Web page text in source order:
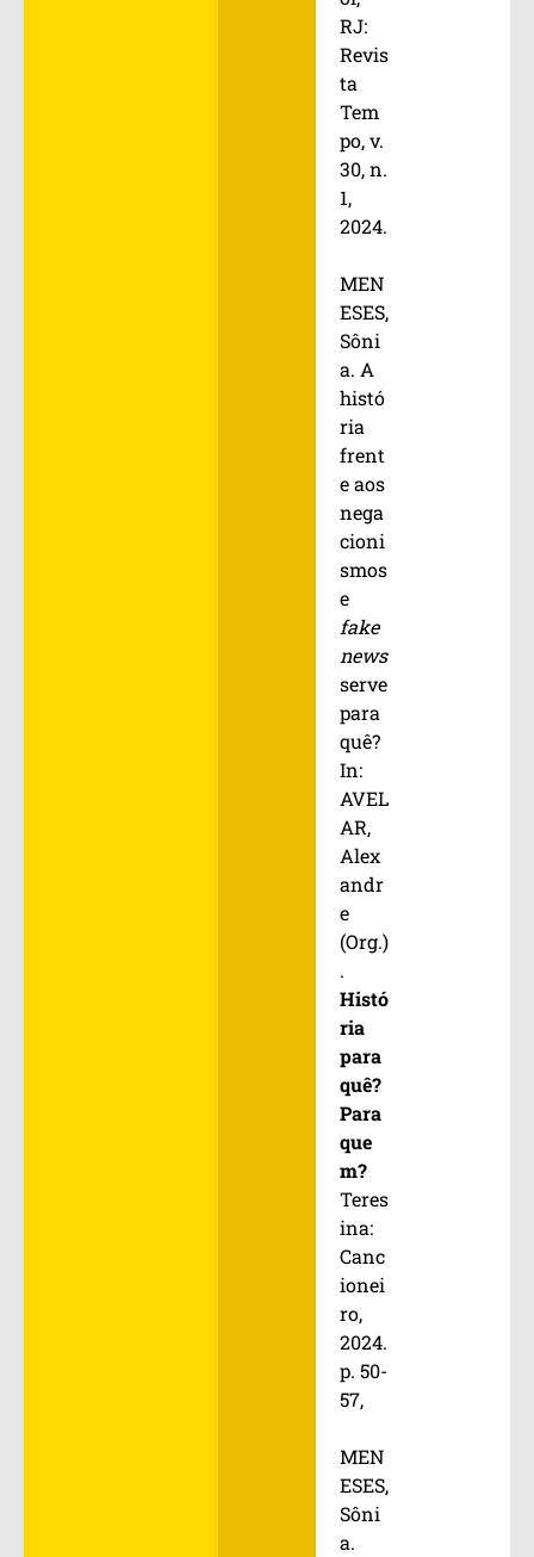
RJ:
Revis
ta
Tem
po, v.
30, n.
1,
2024.
MEN
ESES,
Sôni
a. A
histó
ria
frent
e aos
nega
cioni
smos
e
fake
news
serve
para
quê?
In:
AVEL
AR,
Alex
andr
e
(Org.)
.
Histó
ria
para
quê?
Para
que
m?
Teres
ina:
Canc
ionei
ro,
2024.
p. 50-
57,
MEN
ESES,
Sôni
a.